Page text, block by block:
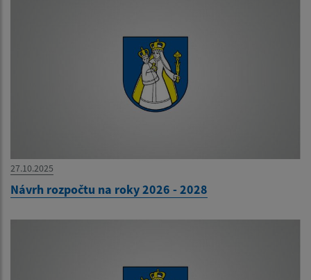
27.10.2025
Návrh rozpočtu na roky 2026 - 2028